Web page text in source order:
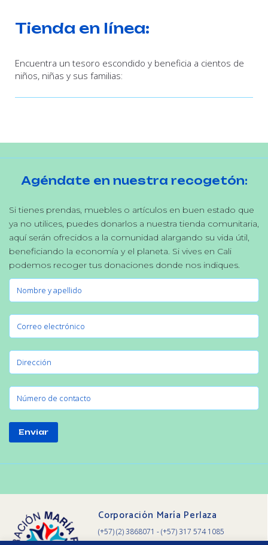
Tienda en línea:
Encuentra un tesoro escondido y beneficia a cientos de
niños, niñas y sus familias:
Agéndate en nuestra recogetón:
Si tienes prendas, muebles o artículos en buen estado que
ya no utilices, puedes donarlos a nuestra tienda comunitaria,
aquí serán ofrecidos a la comunidad alargando su vida útil,
beneficiando la economía y el planeta. Si vives en Cali
podemos recoger tus donaciones donde nos indiques.
Enviar
Corporación María Perlaza
(+57) (2) 3868071 - (+57) 317 574 1085